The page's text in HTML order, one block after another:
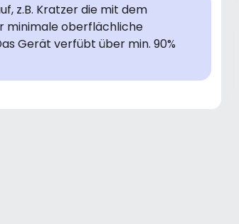
z.B. Kratzer die mit dem
minimale oberflächliche
Gerät verfübt über min. 90%